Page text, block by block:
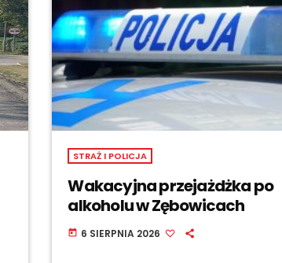
STRAŻ I POLICJA
Wakacyjna przejażdżka po
alkoholu w Zębowicach
today 6 SIERPNIA 2026